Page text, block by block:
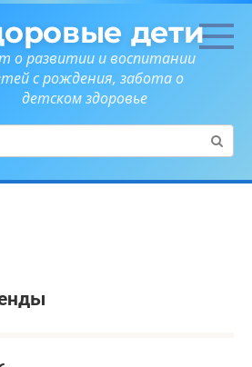
дети
о развитии и воспитании
с рождения, забота о
детском здоровье